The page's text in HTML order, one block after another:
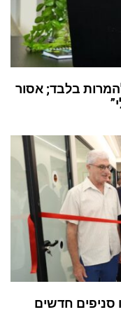
בלבד; אסור
סניפים חדשים